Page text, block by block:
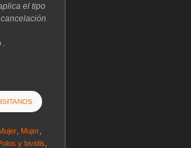
el tipo
, Mujer,
y bividis